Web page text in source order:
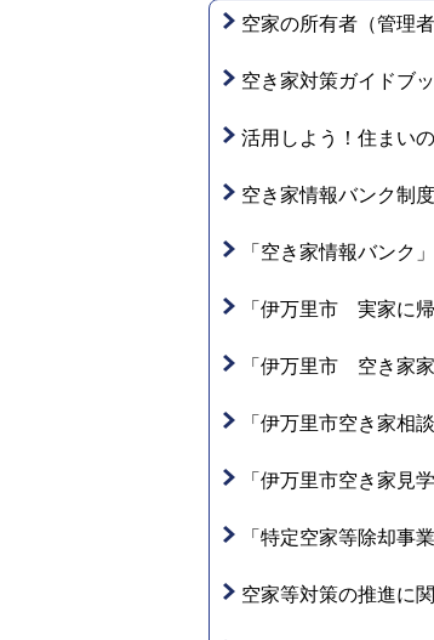
空家の所有者（管理
空き家対策ガイドブ
活用しよう！住まい
空き家情報バンク制度
「空き家情報バンク
「伊万里市 実家に
「伊万里市 空き家
「伊万里市空き家相
「伊万里市空き家見
「特定空家等除却事
空家等対策の推進に